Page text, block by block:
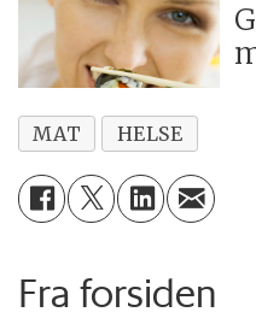
MAT HELSE
Fra forsiden